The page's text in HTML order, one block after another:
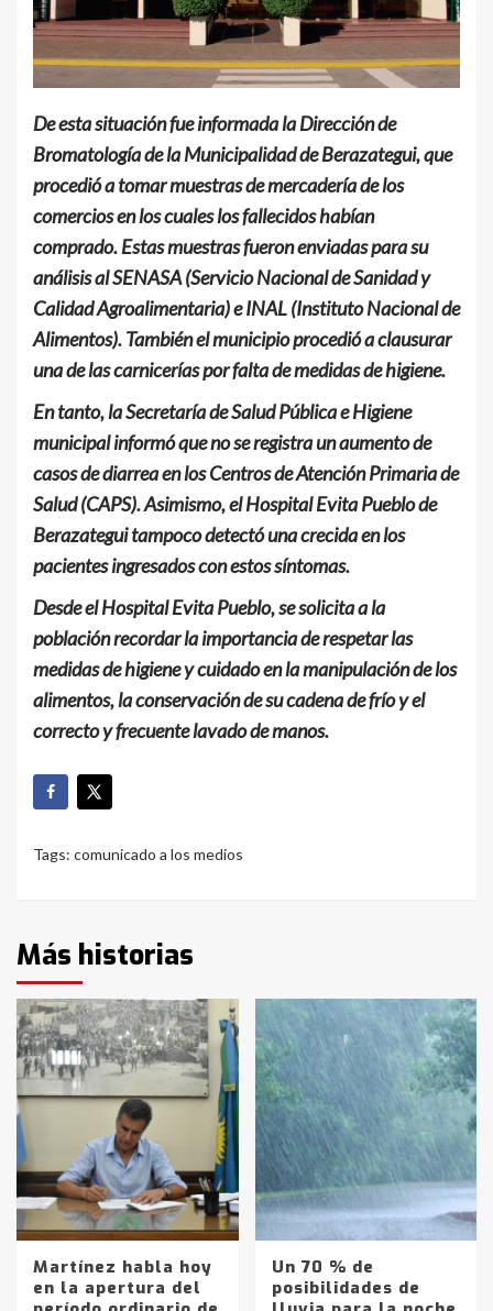
De esta situación fue informada la Dirección de
Bromatología de la Municipalidad de Berazategui, que
procedió a tomar muestras de mercadería de los
comercios en los cuales los fallecidos habían
comprado. Estas muestras fueron enviadas para su
análisis al SENASA (Servicio Nacional de Sanidad y
Calidad Agroalimentaria) e INAL (Instituto Nacional de
Alimentos). También el municipio procedió a clausurar
una de las carnicerías por falta de medidas de higiene.
En tanto, la Secretaría de Salud Pública e Higiene
municipal informó que no se registra un aumento de
casos de diarrea en los Centros de Atención Primaria de
Salud (CAPS). Asimismo, el Hospital Evita Pueblo de
Berazategui tampoco detectó una crecida en los
pacientes ingresados con estos síntomas.
Desde el Hospital Evita Pueblo, se solicita a la
población recordar la importancia de respetar las
medidas de higiene y cuidado en la manipulación de los
alimentos,la conservación de su cadena de frío y el
correcto y frecuente lavado de manos.
Tags: comunicado a los medios
Más historias
Martínez habla hoy
en la apertura del
Un 70 % de
posibilidades de